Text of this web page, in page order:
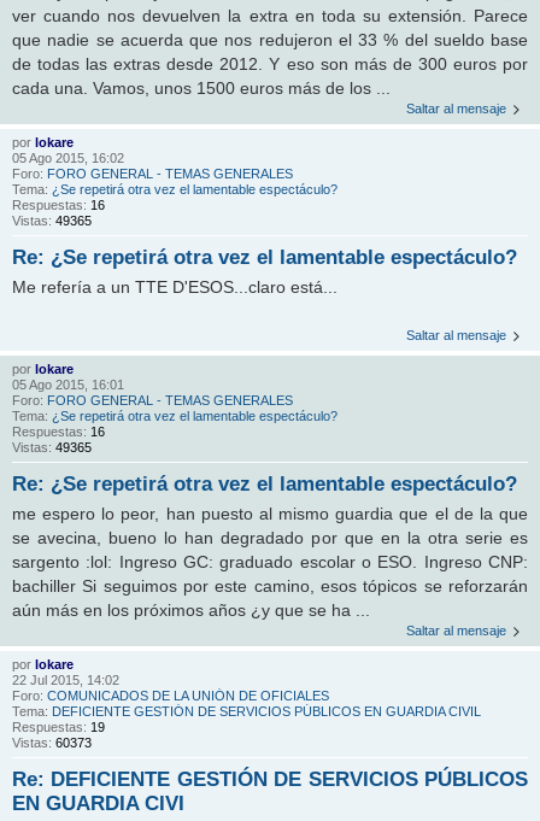
ver cuando nos devuelven la extra en toda su extensión. Parece
que nadie se acuerda que nos redujeron el 33 % del sueldo base
de todas las extras desde 2012. Y eso son más de 300 euros por
cada una. Vamos, unos 1500 euros más de los ...
Saltar al mensaje
por lokare
05 Ago 2015, 16:02
Foro: FORO GENERAL - TEMAS GENERALES
Tema: ¿Se repetirá otra vez el lamentable espectáculo?
Respuestas: 16
Vistas: 49365
Re: ¿Se repetirá otra vez el lamentable espectáculo?
Me refería a un TTE D'ESOS...claro está...
Saltar al mensaje
por lokare
05 Ago 2015, 16:01
Foro: FORO GENERAL - TEMAS GENERALES
Tema: ¿Se repetirá otra vez el lamentable espectáculo?
Respuestas: 16
Vistas: 49365
Re: ¿Se repetirá otra vez el lamentable espectáculo?
me espero lo peor, han puesto al mismo guardia que el de la que
se avecina, bueno lo han degradado por que en la otra serie es
sargento :lol: Ingreso GC: graduado escolar o ESO. Ingreso CNP:
bachiller Si seguimos por este camino, esos tópicos se reforzarán
aún más en los próximos años ¿y que se ha ...
Saltar al mensaje
por lokare
22 Jul 2015, 14:02
Foro: COMUNICADOS DE LA UNIÓN DE OFICIALES
Tema: DEFICIENTE GESTIÓN DE SERVICIOS PÚBLICOS EN GUARDIA CIVIL
Respuestas: 19
Vistas: 60373
Re: DEFICIENTE GESTIÓN DE SERVICIOS PÚBLICOS
EN GUARDIA CIVI